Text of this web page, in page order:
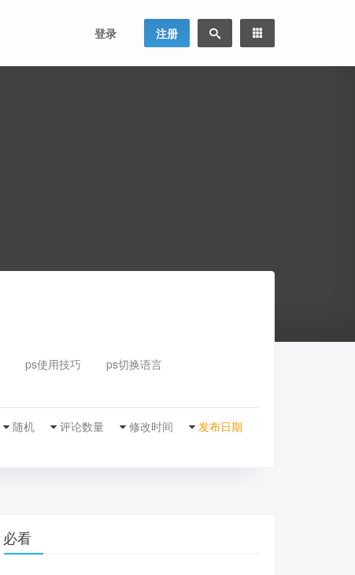
登录 注册
ps使用技巧
ps切换语言
发布日期
修改时间
评论数量
随机
必看